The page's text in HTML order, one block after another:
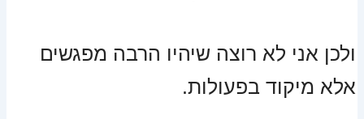
ולכן אני לא רוצה שיהיו הרבה מפגשים
אלא מיקוד בפעולות.